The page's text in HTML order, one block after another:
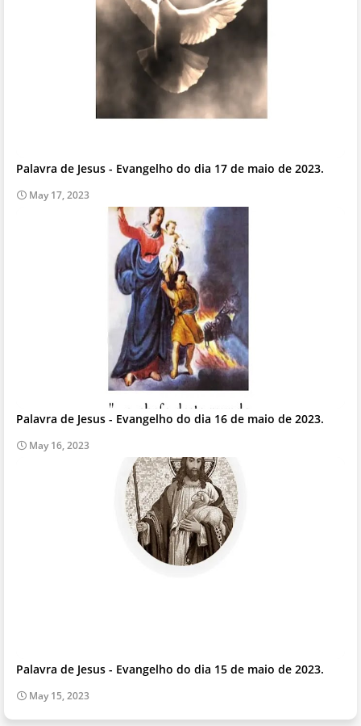
Palavra de Jesus - Evangelho do dia 17 de maio de 2023.
May 17, 2023
Palavra de Jesus - Evangelho do dia 16 de maio de 2023.
May 16, 2023
Palavra de Jesus - Evangelho do dia 15 de maio de 2023.
May 15, 2023